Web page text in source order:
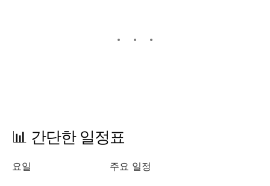
📊 간단한 일정표
요일 주요 일정